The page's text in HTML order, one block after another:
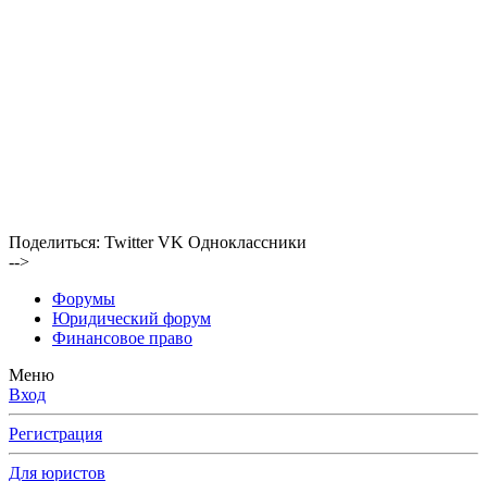
Поделиться: Twitter VK Одноклассники
-->
Форумы
Юридический форум
Финансовое право
Меню
Вход
Регистрация
Для юристов